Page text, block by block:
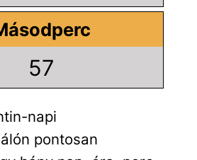
56
napi
pontosan